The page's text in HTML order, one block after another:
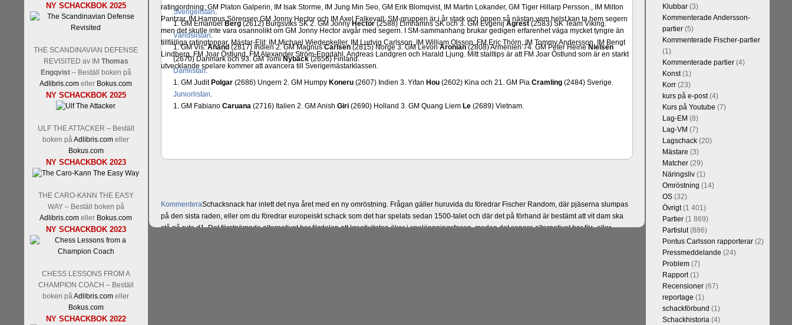
NY SCHACKBOK 2025
THE SCANDINAVIAN DEFENSE
REVISITED av IM Thomas
Engqvist– Beställ boken på
Adlibris.com eller Bokus.com
NY SCHACKBOK 2025
ULF THE ATTACKER – Beställ
boken påAdlibris.com eller
Bokus.com
NY SCHACKBOK 2023
THE CARO-KANN THE EASY
WAY – Beställ boken på
Adlibris.com eller Bokus.com
NY SCHACKBOK 2023
CHESS LESSONS FROM A
CHAMPION COACH – Beställ
boken påAdlibris.com eller
Bokus.com
NY SCHACKBOK 2022
ratingordning: GM Platon Galperin, IM Isak Storme, IM Jung Min Seo, GM Erik Blomqvist, IM Martin Lokander, GM Tiger Hillarp Persson., IM Milton
Pantzar, IM Hampus Sörensen GM Jonny Hector och IM Axel Falkevall. SM-gruppen är i år stark och öppen så nästan vem helst kan ta hem segern
men det skulle inte vara osannolikt om GM Jonny Hector avgår med segern. I SM-sammanhang brukar gedigen erfarenhet väga mycket tyngre än
tillfälliga ratingtoppar. Mästar-Elit: IM Michael Wiedenkeller, IM Ludvig Carlsson, IM William Olsson, FM Eric Thörn, IM Tommy Andersson, IM Bengt
Lindberg, FM Joar Östlund, FM Alexander Ström-Engdahl, Andreas Landgren och Harald Ljung. Mitt stalltips är att FM Joar Östlund som är en starkt
utvecklande spelare kommer att avancera till Sverigemästarklassen.
KommenteraSchacksnack har inlett det nya året med en ny omröstning. Frågan gäller huruvida du föredrar Fischer Random, där pjäserna slumpas
på den sista raden, eller om du föredrar europeiskt schack som det har spelats sedan 1500-talet och där det på förhand är bestämt att vit dam ska
stå på ruta d1. Det förstnämnda alternativet har fördelen att kreativiteten ökar i spelöppningsfasen, medan det senare alternativet har för- eller
Sverigelistan.
1. GM EmanuelBerg(2612) Burgsviks SK 2. GM JonnyHector(2588) Limhamns SK och 3. GM EvgenijAgrest(2583) SK Team Viking.
Världslistan.
1. GM Vis.Anand(2817) Indien 2. GM MagnusCarlsen(2815) Norge 3. GM LevonAronian(2808) Armenien 74. GM Peter HeineNielsen
(2670) Danmark och 93. GM Tomi Nybäck(2656) Finland.
Damlistan.
1. GM Judit Polgar(2686) Ungern 2. GM Humpy Koneru(2607) Indien 3. Yifan Hou(2602) Kina och 21. GM Pia Cramling(2484) Sverige.
Juniorlistan.
1. GM Fabiano Caruana (2716) Italien 2. GM Anish Giri(2690) Holland 3. GM Quang Liem Le(2689) Vietnam.
Klubbar(3)
Kommenterade Andersson-
partier(5)
Kommenterade Fischer-partier
(1)
Kommenterade partier(4)
Konst(1)
Korr(23)
kurs på e-post(4)
Kurs på Youtube (7)
Lag-EM (8)
Lag-VM (7)
Lagschack(20)
Mästare (3)
Matcher(29)
Näringsliv(1)
Omröstning (14)
OS(32)
Övrigt(1 401)
Partier(1 869)
Partislut(886)
Pontus Carlsson rapporterar(2)
Pressmeddelande (24)
Problem(7)
Rapport(1)
Recensioner(67)
reportage (1)
schackförbund (1)
Schackhistoria(4)